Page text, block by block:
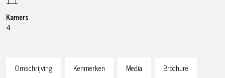
Omschrijving Kenmerken Media Brochure
Kamers
4